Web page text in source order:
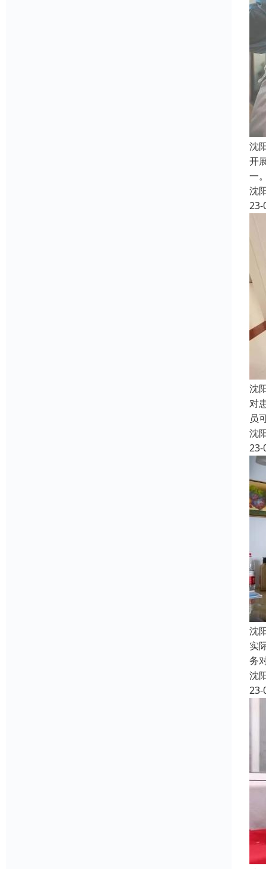
沈
开
一
沈
23-
沈
对
员
沈
23-
沈
实
务
沈
23-